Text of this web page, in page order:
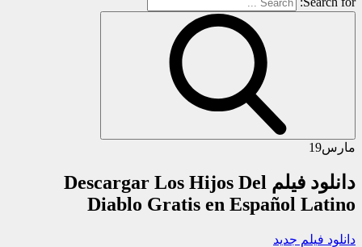
مارس19
دانلود فیلم Descargar Los Hijos Del
Diablo Gratis en Español Latino
دانلود فیلم جدید